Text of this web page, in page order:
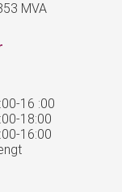
MVA
16 :00
18:00
16:00